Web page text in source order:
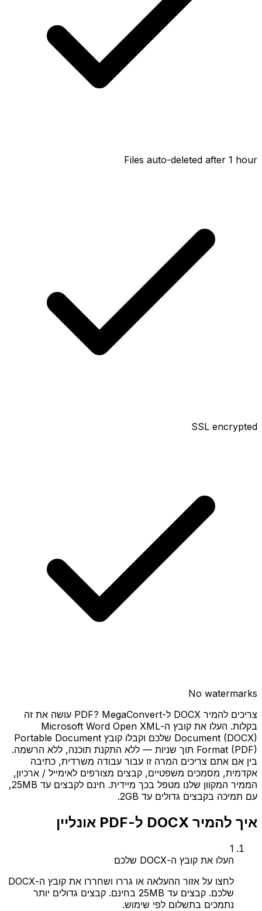
Files auto-deleted after 1 hour
SSL encrypted
No watermarks
צריכים להמיר DOCX ל-PDF? MegaConvert עושה את זה
בקלות. העלו את קובץ ה-Microsoft Word Open XML
Document (DOCX) שלכם וקבלו קובץ Portable Document
Format (PDF) תוך שניות — ללא התקנת תוכנה, ללא הרשמה.
בין אם אתם צריכים המרה זו עבור עבודה משרדית, כתיבה
אקדמית, מסמכים משפטיים, קבצים מצורפים לאימייל / ארכיון,
הממיר המקוון שלנו מטפל בכך מיידית. חינם לקבצים עד 25MB,
עם תמיכה בקבצים גדולים עד 2GB.
איך להמיר DOCX ל-PDF אונליין
1
העלו את קובץ ה-DOCX שלכם
לחצו על אזור ההעלאה או גררו ושחררו את קובץ ה-DOCX
שלכם. קבצים עד 25MB בחינם. קבצים גדולים יותר
נתמכים בתשלום לפי שימוש.